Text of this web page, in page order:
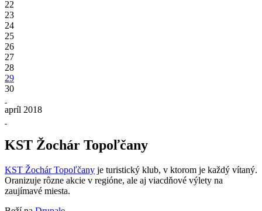
22
23
24
25
26
27
28
29
30
apríl 2018
KST Žochár Topoľčany
KST Žochár Topoľčany je turistický klub, v ktorom je každý vítaný.
Oranizuje rôzne akcie v regióne, ale aj viacdňové výlety na
zaujímavé miesta.